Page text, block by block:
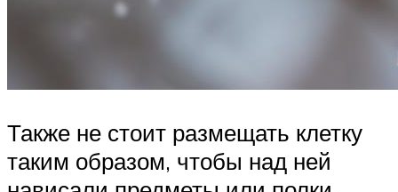
Также не стоит размещать клетку
таким образом, чтобы над ней